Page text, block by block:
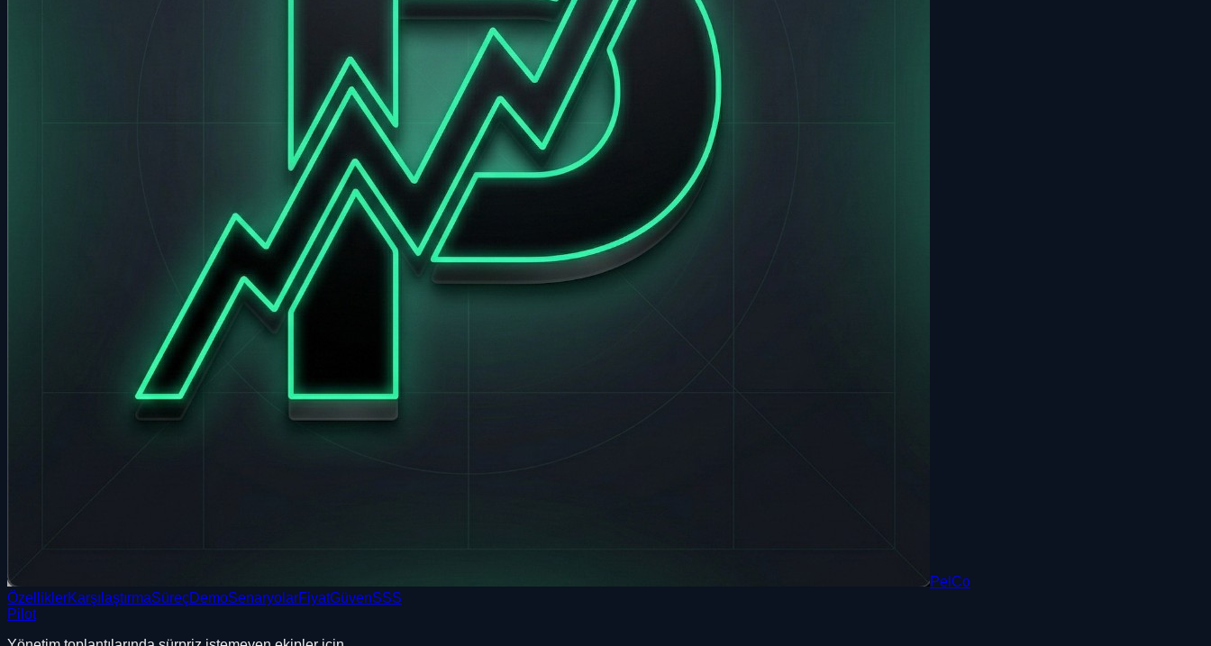
PelCo
ÖzelliklerKarşılaştırmaSüreçDemoSenaryolarFiyatGüvenSSS
Pilot